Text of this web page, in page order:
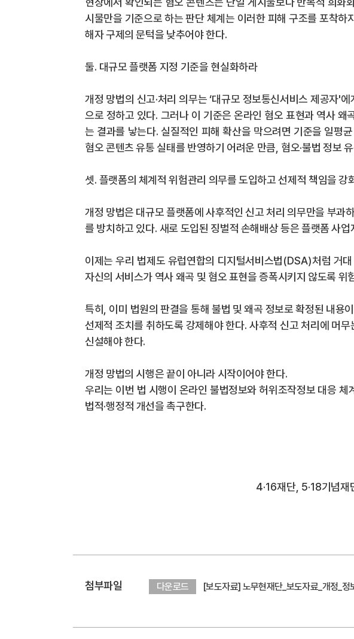
시물만을 기준으로 하는 판단 체계는 이러한 피해 구조를 포착하
해자 구제의 문턱을 낮추어야 한다.
둘. 대규모 플랫폼 지정 기준을 현실화하라
개정 망법의 신고·처리 의무는‘대규모 정보통신서비스 제공자'에
으로 정하고 있다. 그러나 이 기준은 온라인 혐오 표현과 역사 왜
는 결과를 낳는다. 실질적인 피해 확산을 막으려면 기준을 일평
혐오 콘텐츠 유통 실태를 반영하기 어려운 만큼 혐오·불법 정보
셋. 플랫폼의 체계적 위험관리 의무를 도입하고 선제적 책임을 강
개정 망법은 대규모 플랫폼에 사후적인 신고 처리 의무만을 부과
를 방치하고 있다. 새로 도입된 징벌적 손해배상 등은 플랫폼 사
이제는 우리 법제도 유럽연합의 디지털서비스법(DSA)처럼 거
자신의 서비스가 역사 왜곡 및 혐오 표현을 증폭시키지 않도록
특히 이미 법원의 판결을 통해 불법 및 왜곡 정보로 확정된 내용
선제적 조치를 취하도록 강제해야 한다.사후적 신고 처리에 머
신설해야 한다.
개정 망법의 시행은 끝이 아니라 시작이어야 한다.
우리는 이번 법 시행이 온라인 불법정보와 허위조작정보 대응
법적·행정적 개선을 촉구한다.
4·16재단, 5·18기념재
첨부파일 다운로드 [보도자료] 노무현재단_보도자료_개정_